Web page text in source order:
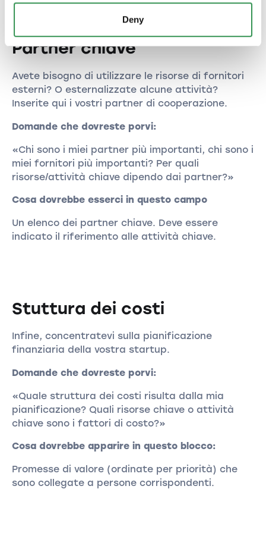
Deny
Partner chiave
Avete bisogno di utilizzare le risorse di fornitori
esterni? O esternalizzate alcune attività?
Inserite qui i vostri partner di cooperazione.
Domande che dovreste porvi:
«Chi sono i miei partner più importanti, chi sono i
miei fornitori più importanti? Per quali
risorse/attività chiave dipendo dai partner?»
Cosa dovrebbe esserci in questo campo
Un elenco dei partner chiave. Deve essere
indicato il riferimento alle attività chiave.
Stuttura dei costi
Infine, concentratevi sulla pianificazione
finanziaria della vostra startup.
Domande che dovreste porvi:
«Quale struttura dei costi risulta dalla mia
pianificazione? Quali risorse chiave o attività
chiave sono i fattori di costo?»
Cosa dovrebbe apparire in questo blocco:
Promesse di valore (ordinate per priorità) che
sono collegate a persone corrispondenti.